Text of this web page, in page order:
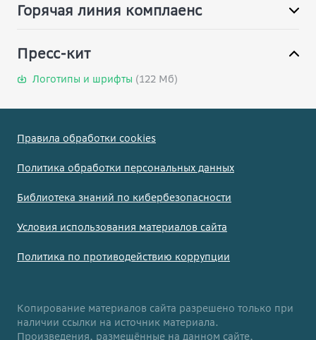
Горячая линия комплаенс
Пресс-кит
Логотипы и шрифты (122 Мб)
Правила обработки cookies
Политика обработки персональных данных
Библиотека знаний по кибербезопасности
Условия использования материалов сайта
Политика по противодействию коррупции
Копирование материалов сайта разрешено только при
наличии ссылки на источник материала.
Произведения, размещённые на данном сайте,